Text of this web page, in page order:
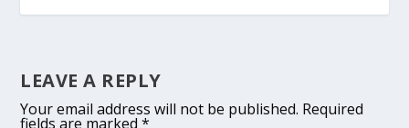
LEAVE A REPLY
Your email address will not be published. Required
fields are marked*